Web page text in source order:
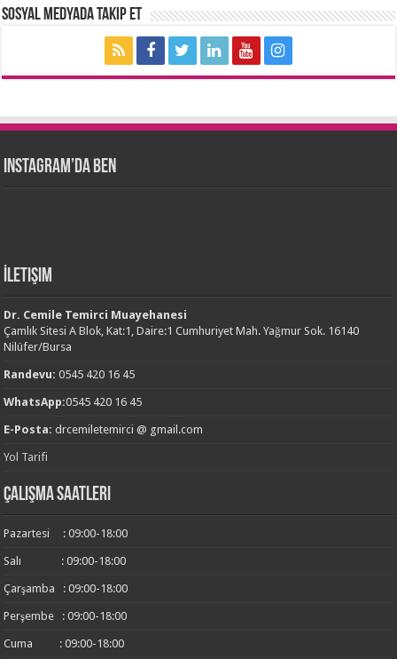
Sosyal Medyada Takip Et
Instagram’da Ben
İletişim
Dr. Cemile Temirci Muayehanesi
Çamlık Sitesi A Blok, Kat:1, Daire:1 Cumhuriyet Mah. Yağmur Sok. 16140
Nilüfer/Bursa
Randevu: 0545 420 16 45
WhatsApp:0545 420 16 45
E-Posta: drcemiletemirci @ gmail.com
Yol Tarifi
Çalışma Saatleri
Pazartesi : 09:00-18:00
Salı : 09:00-18:00
Çarşamba : 09:00-18:00
Perşembe : 09:00-18:00
Cuma : 09:00-18:00